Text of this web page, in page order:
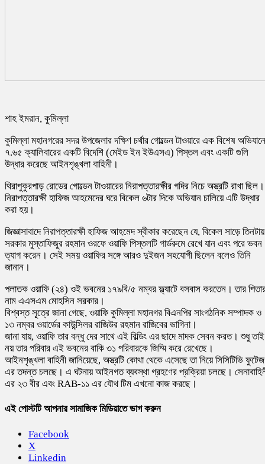
শাহ ইমরান, কুমিল্লা
কুমিল্লা মহানগরের সদর উপজেলার দক্ষিণ চর্থার গোল্ডেন টাওয়ারে এক বিশেষ অভিযানে
৭.৬৫ ক্যালিবারের একটি বিদেশি (মেইড ইন ইউএসএ) পিস্তল এবং একটি গুলি
উদ্ধার করেছে আইনশৃঙ্খলা বাহিনী।
থিরাপুকুরপাড় রোডের গোল্ডেন টাওয়ারের নিরাপত্তারক্ষীর গদির নিচে অস্ত্রটি রাখা ছিল।
নিরাপত্তারক্ষী হাফিজ আহমেদের ঘরে বিকেল ৬টার দিকে অভিযান চালিয়ে এটি উদ্ধার
করা হয়।
জিজ্ঞাসাবাদে নিরাপত্তারক্ষী হাফিজ আহমেদ স্বীকার করেছেন যে, বিকেল সাড়ে তিনটায়
সরকার মুস্তাফিজুর রহমান ওরফে ওয়াফি পিস্তলটি গার্ডরুমে রেখে যান এবং পরে ভবন
ত্যাগ করেন। সেই সময় ওয়াফির সঙ্গে আরও দুইজন সহযোগী ছিলেন বলেও তিনি
জানান।
পলাতক ওয়াফি (২৪) ওই ভবনের ১৭৯বি/৫ নম্বর ফ্ল্যাটে বসবাস করতেন। তার
নাম এএসএম মোহসিন সরকার।
বিশ্বস্ত সূত্রে জানা গেছে, ওয়াফি কুমিল্লা মহানগর বিএনপির সাংগঠনিক সম্পাদক ও
১৩ নম্বর ওয়ার্ডের কাউন্সিলর রাজিউর রহমান রাজিবের ভাগিনা।
জানা যায়, ওয়াফি তার বন্ধু দের সাথে এই বিল্ডিং এর ছাদে মাদক সেবন করত। শুধু তাই
নয় তার পরিবার এই ভবনের বাকি ৩১ পরিবারকে জিম্মি করে রেখেছে।
আইনশৃঙ্খলা বাহিনী জানিয়েছে, অস্ত্রটি কোথা থেকে এসেছে তা নিয়ে সিসিটিভি ফুটেজ
এর তদন্ত চলছে। এ ঘটনায় আইনগত ব্যবস্থা গ্রহণের প্রক্রিয়া চলছে।
এর ২৩ বীর এবং RAB-১১ এর যৌথ টিম এখনো কাজ করছে।
এই পোস্টটি আপনার সামাজিক মিডিয়াতে ভাগ করুন
Facebook
X
Linkedin